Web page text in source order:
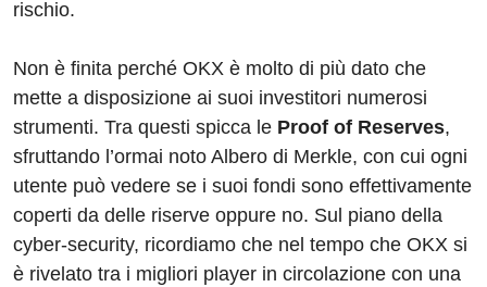
rischio.
Non è finita perché OKX è molto di più dato che
mette a disposizione ai suoi investitori numerosi
strumenti. Tra questi spicca le Proof of Reserves,
sfruttando l’ormai noto Albero di Merkle, con cui ogni
utente può vedere se i suoi fondi sono effettivamente
coperti da delle riserve oppure no. Sul piano della
cyber-security, ricordiamo che nel tempo che OKX si
è rivelato tra i migliori player in circolazione con una